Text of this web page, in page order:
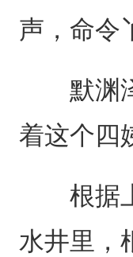
声，命令
默渊泽
着这个四
根据上
水井里，